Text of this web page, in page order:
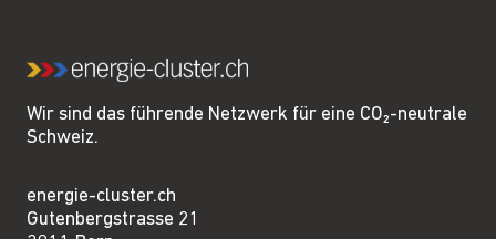
Wir sind das führende Netzwerk für eine CO₂-neutrale
Schweiz.
energie-cluster.ch
Gutenbergstrasse 21